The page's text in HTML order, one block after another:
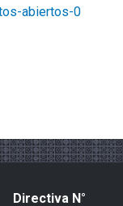
abiertos-0
Directiva N°